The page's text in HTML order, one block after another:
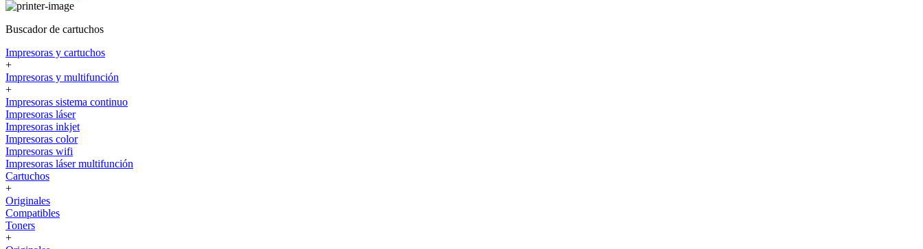
Buscador de cartuchos
Impresoras y cartuchos
+
Impresoras y multifunción
+
Impresoras sistema continuo
Impresoras láser
Impresoras inkjet
Impresoras color
Impresoras wifi
Impresoras láser multifunción
Cartuchos
+
Originales
Compatibles
Toners
+